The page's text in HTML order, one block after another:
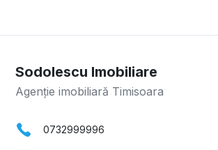
Sodolescu Imobiliare
Agenție imobiliară Timisoara
0732999996